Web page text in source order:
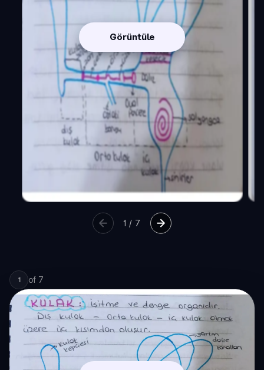
Görüntüle
1 / 7
1 of 7